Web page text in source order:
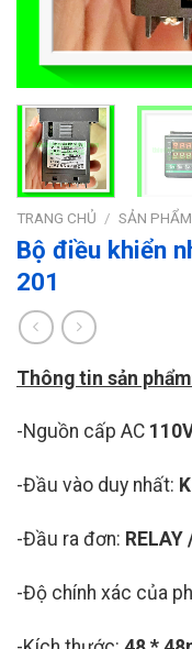
TRANG CHỦ / SẢN PHẨM
Bộ điều khiển
201
Thông tin sản
-Nguồn cấp AC
-Đầu vào duy nhất:
-Đầu ra đơn: RELAY
-Độ chính xác của